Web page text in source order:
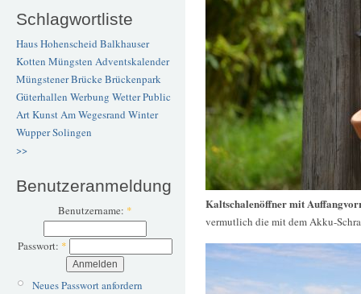
Schlagwortliste
Haus Hohenscheid Balkhauser
Kotten Müngsten Adventskalender
Müngstener BrückeBrückenpark
Güterhallen Werbung WetterPublic
ArtKunstAm Wegesrand Winter
WupperSolingen
>>
Benutzeranmeldung
Benutzername: *
Passwort: *
Neues Passwort anfordern
Kaltschalenöffner mit
vermutlich die mit dem Akku-